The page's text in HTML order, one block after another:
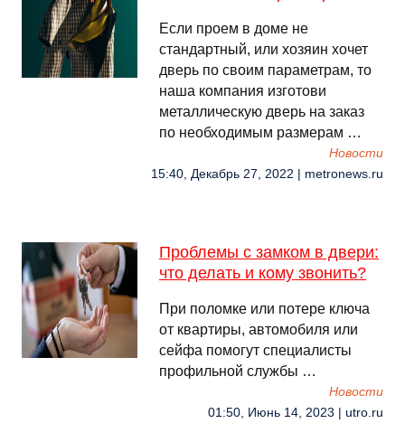
Если проем в доме не
стандартный, или хозяин хочет
дверь по своим параметрам, то
наша компания изготови
металлическую дверь на заказ
по необходимым размерам …
Новости
15:40, Декабрь 27, 2022 | metronews.ru
Проблемы с замком в двери:
что делать и кому звонить?
При поломке или потере ключа
от квартиры, автомобиля или
сейфа помогут специалисты
профильной службы …
Новости
01:50, Июнь 14, 2023 | utro.ru